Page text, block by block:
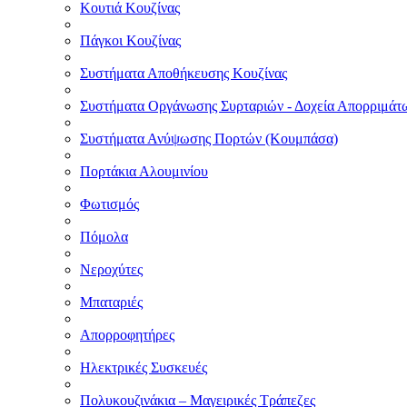
Κουτιά Κουζίνας
Πάγκοι Κουζίνας
Συστήματα Αποθήκευσης Κουζίνας
Συστήματα Οργάνωσης Συρταριών - Δοχεία
Συστήματα Ανύψωσης Πορτών (Κουμπάσα)
Πορτάκια Αλουμινίου
Φωτισμός
Πόμολα
Νεροχύτες
Μπαταριές
Απορροφητήρες
Ηλεκτρικές Συσκευές
Πολυκουζινάκια – Μαγειρικές Τράπεζες